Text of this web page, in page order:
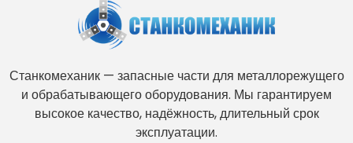
Станкомеханик — запасные части для металлорежущего
и обрабатывающего оборудования. Мы гарантируем
высокое качество, надёжность, длительный срок
эксплуатации.